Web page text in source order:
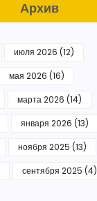
Архив
июля 2026 (12)
мая 2026 (16)
марта 2026 (14)
января 2026 (13)
ноября 2025 (13)
сентября 2025 (4)